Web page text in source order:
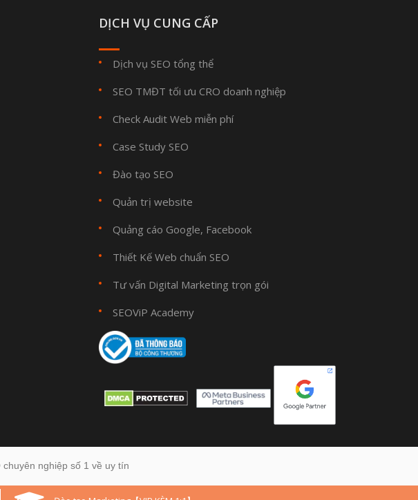
DỊCH VỤ CUNG CẤP
Dịch vụ SEO tổng thể
SEO TMĐT tối ưu CRO doanh nghiệp
Check Audit Web miễn phí
Case Study SEO
Đào tạo SEO
Quản trị website
Quảng cáo Google, Facebook
Thiết Kế Web chuẩn SEO
Tư vấn Digital Marketing trọn gói
SEOViP Academy
nghiệp số 1 về uy tín